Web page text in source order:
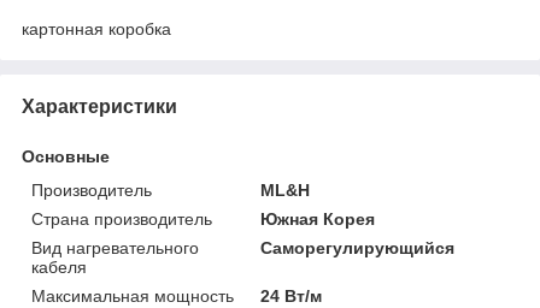
картонная коробка
Характеристики
Основные
Производитель
ML&H
Страна производитель
Южная Корея
Вид нагревательного
кабеля
Саморегулирующийся
Максимальная мощность
24 Вт/м